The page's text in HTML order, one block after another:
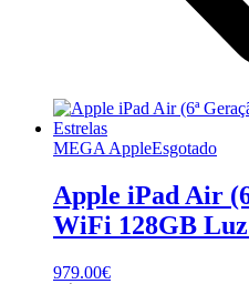
MEGA AppleEsgotado
Apple iPad Air
WiFi 128GB
979.00€